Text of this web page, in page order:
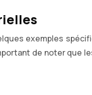
exemples
de noter que